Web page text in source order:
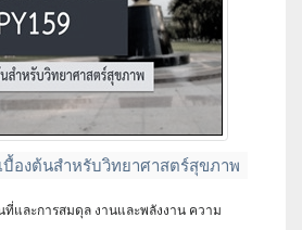
บื้องต้นสำหรับวิทยาศาสตร์สุขภาพ
ที่และการสมดุล งานและพลังงาน ความ